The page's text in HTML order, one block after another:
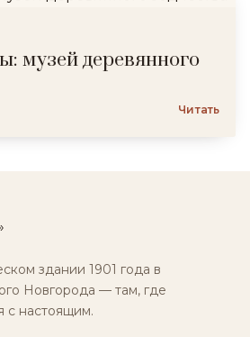
музей деревянного
Читать
здании 1901 года в
Новгорода — там, где
с настоящим.